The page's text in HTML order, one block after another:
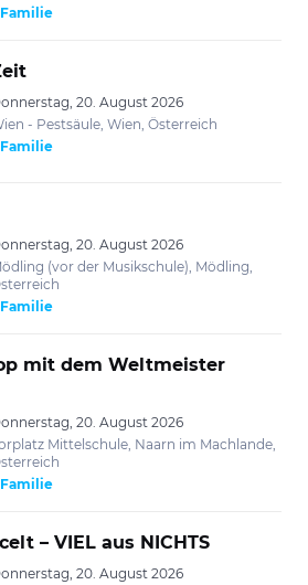
20. August 2026
- Pestsäule, Wien, Österreich
20. August 2026
(vor der Musikschule), Mödling,
mit dem Weltmeister
20. August 2026
Mittelschule, Naarn im Machlande,
– VIEL aus NICHTS
20. August 2026